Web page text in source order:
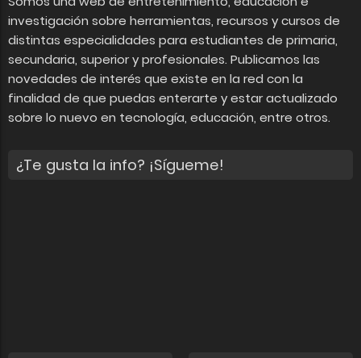
investigación sobre herramientas, recursos y cursos de
distintas especialidades para estudiantes de primaria,
secundaria, superior y profesionales. Publicamos las
novedades de interés que existe en la red con la
finalidad de que puedas enterarte y estar actualizado
sobre lo nuevo en tecnología, educación, entre otros.
¿Te gusta la info? ¡Sígueme!